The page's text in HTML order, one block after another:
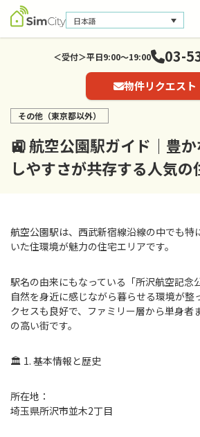
日本語
お問い合わせ
＜受付＞平日9:00～19:00 03-
物件リクエスト
その他（東京都以外）
🚉 航空公園駅ガイド｜豊
しやすさが共存する人気の
航空公園駅は、西武新宿線沿線の中でも特
いた住環境が魅力の住宅エリアです。
駅名の由来にもなっている「所沢航空記念
自然を身近に感じながら暮らせる環境が整
クセスも良好で、ファミリー層から単身者
の高い街です。
🏛 1. 基本情報と歴史
所在地：
埼玉県所沢市並木2丁目